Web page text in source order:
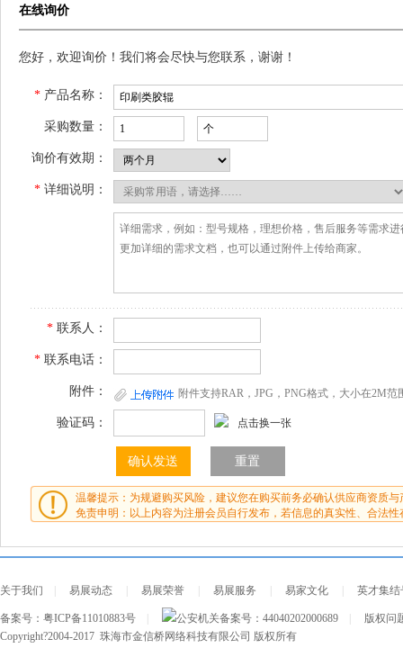
在线询价
您好，欢迎询价！我们将会尽快与您联系，谢谢！
* 产品名称：
采购数量：
询价有效期：
* 详细说明：
* 联系人：
* 联系电话：
附件： 附件支持RAR，JPG，PNG格式，大小在2M范
验证码： 点击换一张
温馨提示：为规避购买风险，建议您在购买前务必确认供应商资质与
免责申明：以上内容为注册会员自行发布，若信息的真实性、合法性
关于我们 易展动态 易展荣誉 易展服务 易家文化 英才集结
备案号： 粤ICP备11010883号 公安机关备案号： 44040202000689
版权问
Copyright?2004-2017 珠海市金信桥网络科技有限公司 版权所有